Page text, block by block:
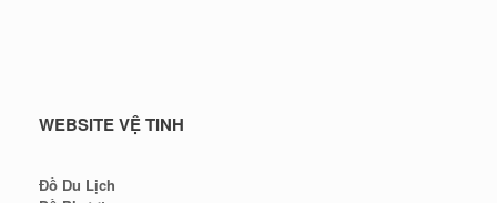
WEBSITE VỆ TINH
Đồ Du Lịch